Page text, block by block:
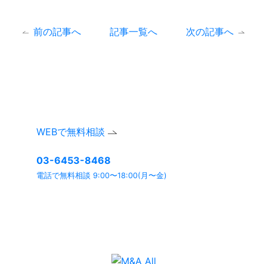
前の記事へ 記事一覧へ
次の記事へ
WEBで無料相談
03-6453-8468
電話で無料相談 9:00〜18:00(月〜金)